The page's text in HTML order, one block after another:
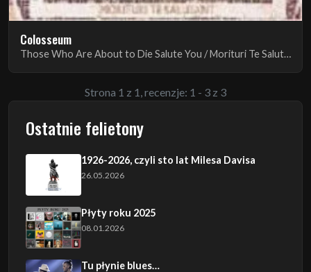
Colosseum
Those Who Are About to Die Salute You / Morituri Te Salutant (Pionierzy Prog-Rocka cz.4)
Strona 1 z 1, recenzje: 1 - 3 z 3
Ostatnie felietony
1926-2026, czyli sto lat Milesa Davisa
26.05.2026
Płyty roku 2025
08.01.2026
Tu płynie blues…